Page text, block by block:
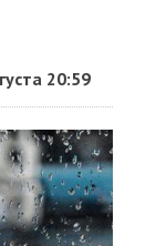
20:59